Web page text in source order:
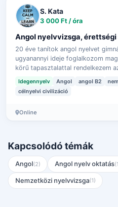
S. Kata
3 000 Ft / óra
Angol nyelvvizsga, érettségi
20 éve tanítok angol nyelvet
ugyanannyi ideje foglalkozom
körű tapasztalattal rendelkezem
Idegennyelv Angol angol B2
célnyelvi civilizáció
Online
Kapcsolódó témák
Angol(2) Angol nyelv oktatás
Nemzetközi nyelvvizsga(1)